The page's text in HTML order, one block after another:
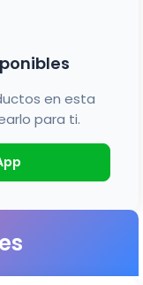
en esta
para ti.